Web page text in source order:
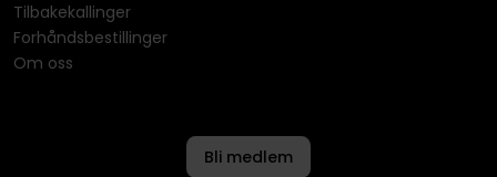
Tilbakekallinger
Forhåndsbestillinger
Om oss
Bli medlem